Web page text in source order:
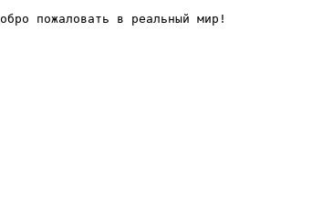
пожаловать в реальный мир!